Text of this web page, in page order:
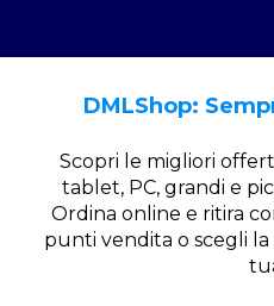
DMLShop:
Scopri le migliori
tablet, PC, grandi e
Ordina online e ritira
punti vendita o scegli la